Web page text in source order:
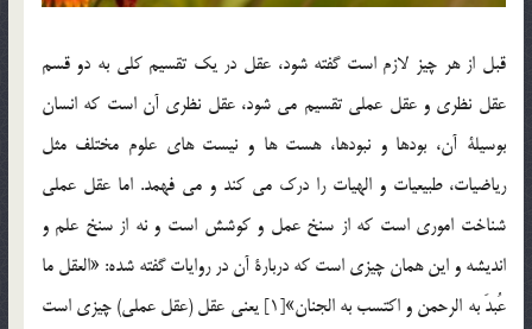
قبل از هر چيز لازم است گفته شود، عقل در يك تقسيم كلي به دو قسم
عقل نظري و عقل عملي تقسيم مي شود، عقل نظري آن است كه انسان
بوسيلة آن، بودها و نبودها، هست ها و نيست هاي علوم مختلف مثل
رياضيات، طبيعيات و الهيات را درك مي كند و مي فهمد. اما عقل عملي
شناخت اموري است كه از سنخ عمل و كوشش است و نه از سنخ علم و
انديشه و اين همان چيزي است كه دربارة آن در روايات گفته شده: «العقل ما
عُبدَ به الرحمن و اكتسب به الجنان»[1] يعني عقل (عقل عملي) چيزي است